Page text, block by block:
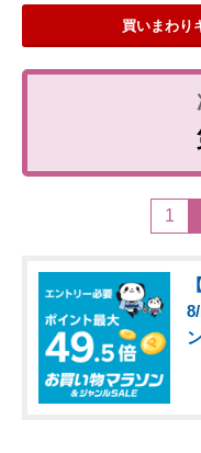
買いまわり
1